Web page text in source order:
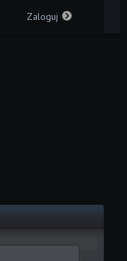
Zaloguj